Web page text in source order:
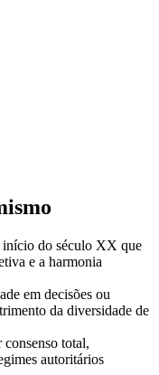
início do século XX que
e a harmonia
em decisões ou
da diversidade de
total,
autoritários